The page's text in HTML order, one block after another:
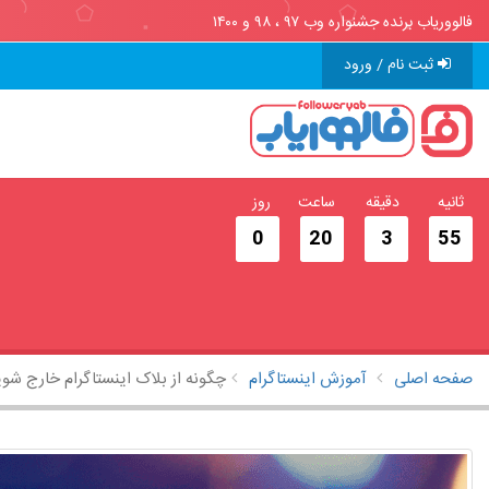
فالووریاب برنده جشنواره وب ۹۷ ، ۹۸ و ۱۴۰۰
ثبت نام / ورود
55
ثانیه
3
دقیقه
20
ساعت
0
روز
صفحه اصلی آموزش اینستاگرام چگونه از بلاک اینستاگرام خارج